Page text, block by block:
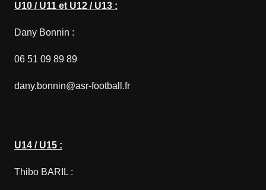
U10 / U11 et U12 / U13 :
Dany Bonnin :
06 51 09 89 89
dany.bonnin@asr-football.fr
U14 / U15 :
Thibo BARIL :